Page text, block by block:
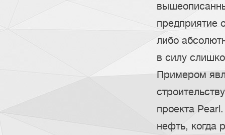
предприятие
либо
в силу
Примером
проекта
нефть, когда